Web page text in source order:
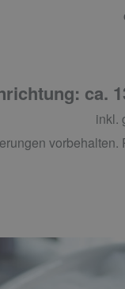
ca.
inkl.
vorbehalten.